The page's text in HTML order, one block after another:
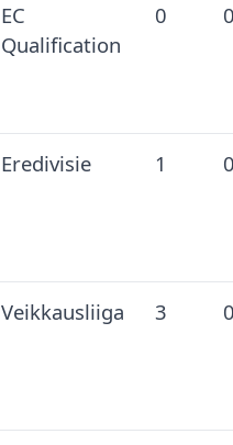
EC
Qualification
0
Eredivisie 1
Veikkausliiga 3